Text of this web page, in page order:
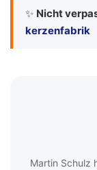
✨ Nicht
kerzenfabrik
Martin Schulz